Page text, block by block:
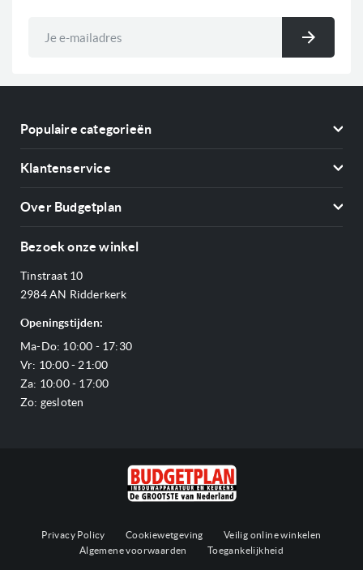
Populaire categorieën
Kookplaten
Afzuigkappen
Ovens
Stoomovens
Magnetrons
Vaatwassers
Complete keukens
Outlet
Klantenservice
Betalen
Veelgestelde vragen
Service & garantie
Sitemap
Over Budgetplan
Adres & Route
Reviews Budgetplan
Blog
Bezoek onze winkel
Tinstraat 10
2984 AN Ridderkerk
Openingstijden:
Ma-Do: 10:00 - 17:30
Vr: 10:00 - 21:00
Za: 10:00 - 17:00
Zo: gesloten
Privacy Policy Cookiewetgeving
Veilig online winkelen
Algemene voorwaarden
Toegankelijkheid